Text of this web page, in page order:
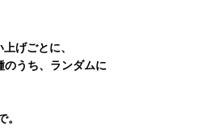
げごとに、
うち、ランダムに